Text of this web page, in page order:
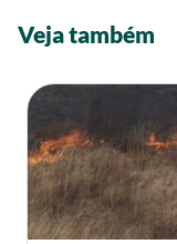
Veja também